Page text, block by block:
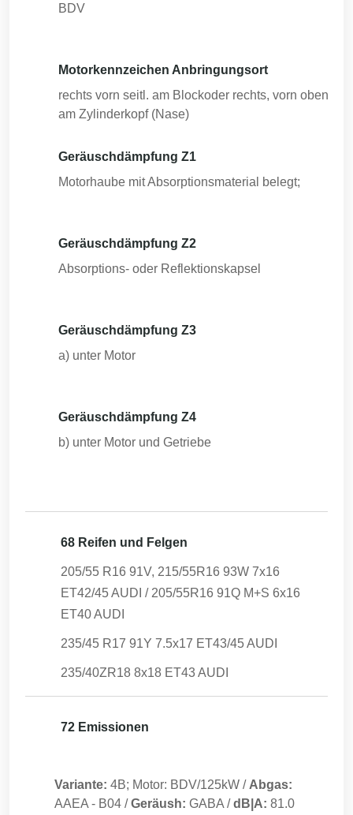
BDV
Motorkennzeichen Anbringungsort
rechts vorn seitl. am Blockoder rechts, vorn oben
am Zylinderkopf (Nase)
Geräuschdämpfung Z1
Motorhaube mit Absorptionsmaterial belegt;
Geräuschdämpfung Z2
Absorptions- oder Reflektionskapsel
Geräuschdämpfung Z3
a) unter Motor
Geräuschdämpfung Z4
b) unter Motor und Getriebe
68 Reifen und Felgen
205/55 R16 91V, 215/55R16 93W 7x16
ET42/45 AUDI / 205/55R16 91Q M+S 6x16
ET40 AUDI
235/45 R17 91Y 7.5x17 ET43/45 AUDI
235/40ZR18 8x18 ET43 AUDI
72 Emissionen
Variante: 4B; Motor: BDV/125kW / Abgas:
AAEA - B04 /Geräush: GABA /dB|A: 81.0